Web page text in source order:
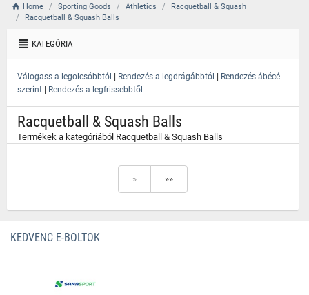
Home Sporting Goods Athletics
Racquetball & Squash
Racquetball & Squash Balls
KATEGÓRIA
Válogass a legolcsóbbtól | Rendezés a legdrágábbtól | Rendezés ábécé
szerint | Rendezés a legfrissebbtől
Racquetball & Squash Balls
Termékek a kategóriából Racquetball & Squash Balls
» »»
KEDVENC E-BOLTOK